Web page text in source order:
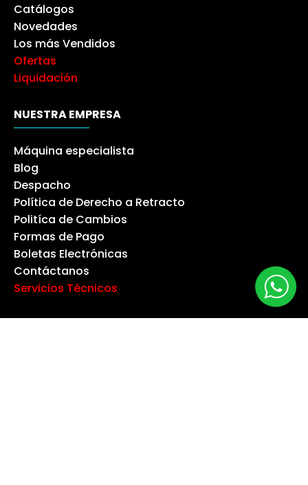
Catálogos
Novedades
Los más Vendidos
Ofertas
Liquidación
NUESTRA EMPRESA
Máquina especialista
Blog
Despacho
Política de Derecho a Retracto
Politíca de Cambios
Formas de Pago
Boletas Electrónicas
Contáctanos
Servicios Técnicos